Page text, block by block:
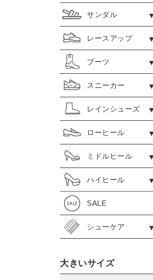
サンダル
レースアップ
ブーツ
スニーカー
レインシューズ
ローヒール
ミドルヒール
ハイヒール
SALE
シューケア
大きいサイズ